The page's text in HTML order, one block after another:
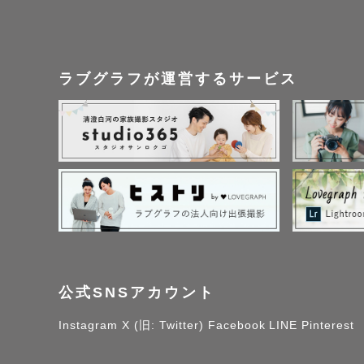
ラブグラフが運営するサービス
公式SNSアカウント
Instagram X (旧: Twitter) Facebook LINE Pinterest